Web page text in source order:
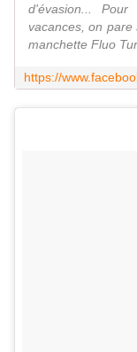
d'évasion...
vacances, on
manchette Fluo